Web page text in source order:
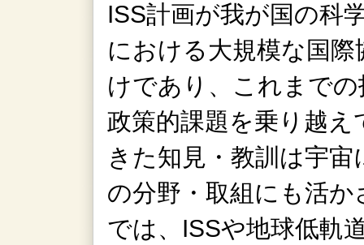
ISS計画が我が国の科
における大規模な国際
けであり、これまでの
政策的課題を乗り越え
きた知見・教訓は宇宙
の分野・取組にも活
では、ISSや地球低軌